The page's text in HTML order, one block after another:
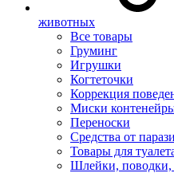
животных
Все товары
Груминг
Игрушки
Когтеточки
Коррекция
Миски
Переноски
Средства от
Товары для
Шлейки,